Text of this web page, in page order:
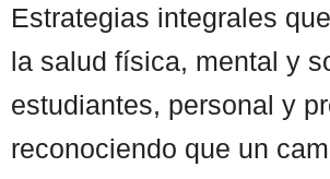
Estrategias integrales
la salud física, mental y
estudiantes, personal y
reconociendo que un